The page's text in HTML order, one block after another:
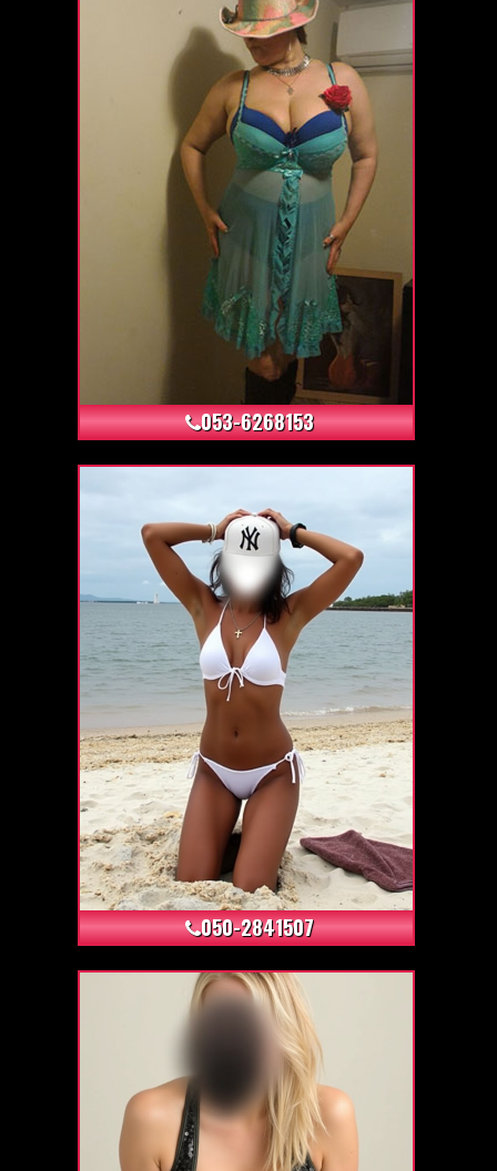
+1
053-6268153
+3
050-2841507